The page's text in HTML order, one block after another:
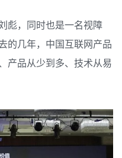
彪，同时也是一名视障
的几年，中国互联网产品
产品从少到多、技术从易